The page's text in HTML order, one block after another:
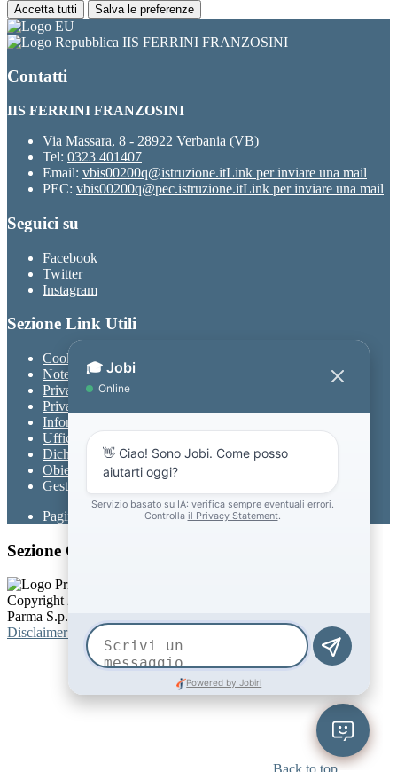
Accetta tutti Salva le preferenze
IIS FERRINI FRANZOSINI
Contatti
IIS FERRINI FRANZOSINI
Via Massara, 8 - 28922 Verbania (VB)
Tel: 0323 401407
Email: vbis00200q@istruzione.itLink per inviare una mail
PEC: vbis00200q@pec.istruzione.itLink per inviare una mail
Seguici su
Facebook
Twitter
Instagram
Sezione Link Utili
Cookie policy
Note legali
Privacy
Privacy Policy
Informativa Privacy chatbot Jobi
Ufficio Relazioni con il Pubblico
Dichiarazione di accessibilità
Obiettivi di accessibilità
Gestione consensi cookie
Pagina visualizzata570volte
Sezione Copyright
Copyright 2026 | Engineered and powered by Gruppo Spaggiari
Parma S.p.A. | Divisione Publishing & New Social Media
Disclaimer trattamento dati personali